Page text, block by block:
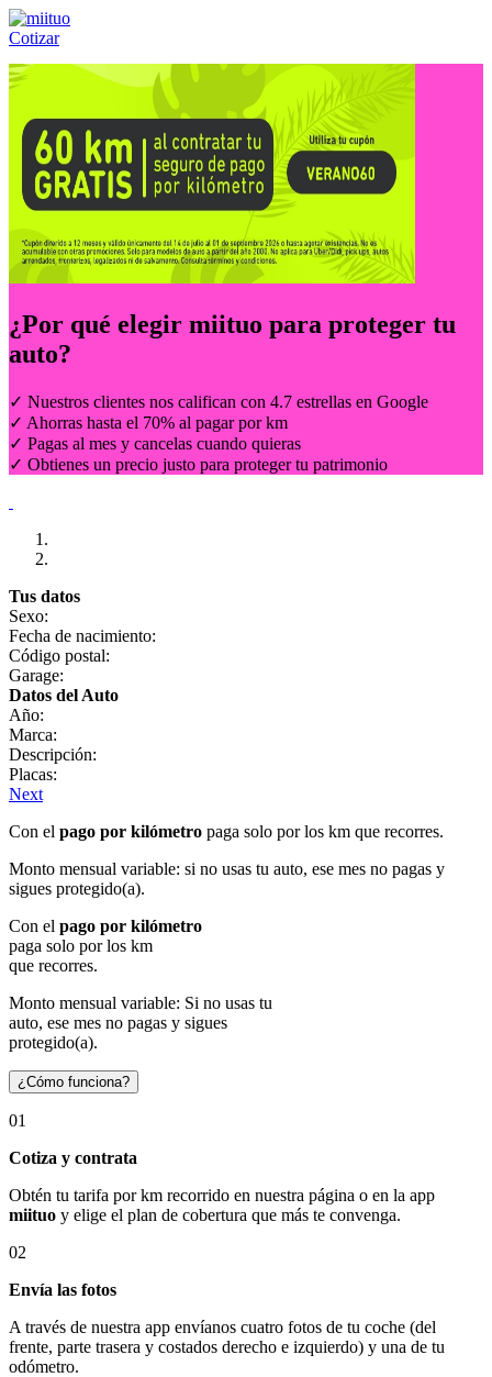
Cotizar
Llámanos al:(55) 84-21-05-00 ó
¿Por qué elegir miituo para proteger tu
auto?
✓ Nuestros clientes nos califican con 4.7 estrellas en Google
✓ Ahorras hasta el 70% al pagar por km
✓ Pagas al mes y cancelas cuando quieras
✓ Obtienes un precio justo para proteger tu patrimonio
Tus datos
Sexo:
Fecha de nacimiento:
Código postal:
Garage:
Datos del Auto
Año:
Marca:
Descripción:
Placas:
Next
Con el pago por kilómetro paga solo por los km que recorres.
Monto mensual variable: si no usas tu auto, ese mes no pagas y
sigues protegido(a).
Con el pago por kilómetro
paga solo por los km
que recorres.
Monto mensual variable: Si no usas tu
auto, ese mes no pagas y sigues
protegido(a).
¿Cómo funciona?
01
Cotiza y contrata
Obtén tu tarifa por km recorrido en nuestra página o en la app
miituo y elige el plan de cobertura que más te convenga.
02
Envía las fotos
A través de nuestra app envíanos cuatro fotos de tu coche (del
frente, parte trasera y costados derecho e izquierdo) y una de tu
odómetro.